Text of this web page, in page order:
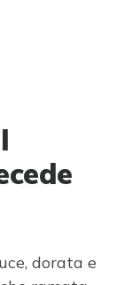
dorata e